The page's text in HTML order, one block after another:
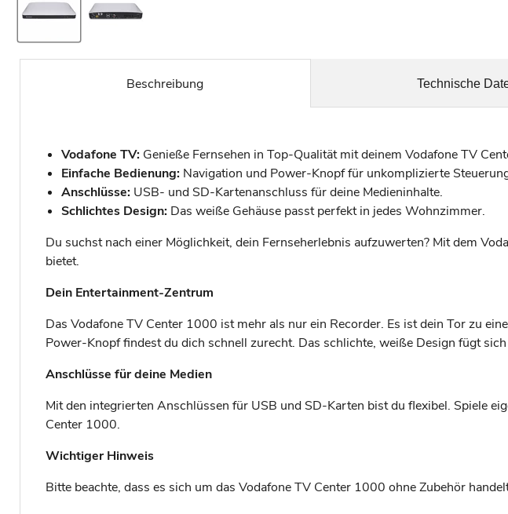
Beschreibung
Vodafone TV: Genieße Fernsehen in Top-Qualität mit deinem Vodafone TV
Einfache Bedienung: Navigation und Power-Knopf für unkomplizierte
Anschlüsse: USB- und SD-Kartenanschluss für deine Medieninhalte.
Schlichtes Design: Das weiße Gehäuse passt perfekt in jedes Wohnzimmer.
Du suchst nach einer Möglichkeit, dein Fernseherlebnis aufzuwerten? Mit dem
bietet.
Dein Entertainment-Zentrum
Das Vodafone TV Center 1000 ist mehr als nur ein Recorder. Es ist dein Tor zu
Power-Knopf findest du dich schnell zurecht. Das schlichte, weiße Design fügt
Anschlüsse für deine Medien
Mit den integrierten Anschlüssen für USB und SD-Karten bist du flexibel. Spiele
Center 1000.
Wichtiger Hinweis
Bitte beachte, dass es sich um das Vodafone TV Center 1000 ohne Zubehör
Technische